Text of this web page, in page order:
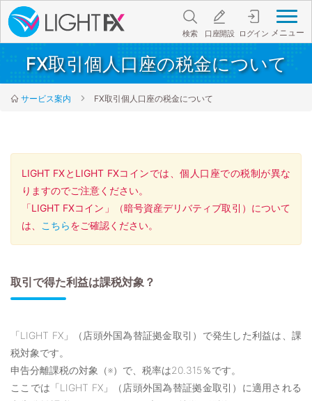
メニュー
検索 口座開設 ログイン
FX取引個人口座の税金について
サービス案内 FX取引個人口座の税金について
LIGHT FXとLIGHT FXコインでは、個人口座での税制が異な
りますのでご注意ください。
「LIGHT FXコイン」（暗号資産デリバティブ取引）について
は、
こちらをご確認ください。
取引で得た利益は課税対象？
「LIGHT FX」（店頭外国為替証拠金取引）で発生した利益は、課
税対象です。
申告分離課税の対象（※）で、税率は20.315％です。
ここでは「LIGHT FX」（店頭外国為替証拠金取引）に適用される